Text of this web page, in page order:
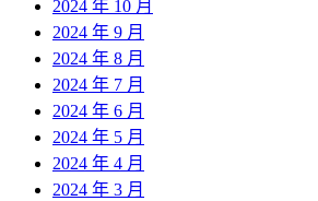
2024 年 10 月
2024 年 9 月
2024 年 8 月
2024 年 7 月
2024 年 6 月
2024 年 5 月
2024 年 4 月
2024 年 3 月